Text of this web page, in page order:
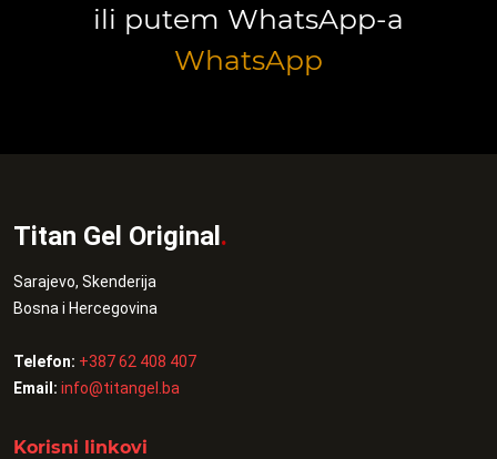
ili putem WhatsApp-a
WhatsApp
Titan Gel Original.
Sarajevo, Skenderija
Bosna i Hercegovina
Telefon: +387 62 408 407
Email: info@titangel.ba
Korisni linkovi